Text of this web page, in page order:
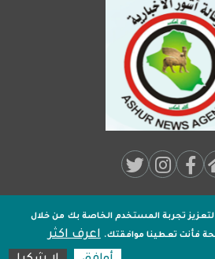
لـوكالة اشور الاخبارية2020 .
تجربة المستخدم الخاصة بك من خلال
فأنت تعطينا موافقتك. اعرف اكثر